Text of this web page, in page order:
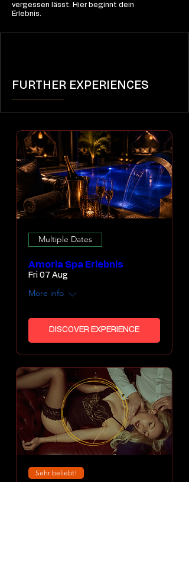
vergessen lässt. Hier beginnt dein
Erlebnis.
FURTHER EXPERIENCES
Multiple Dates
Amoria Spa Erlebnis
Fri 07 Aug
More info
DISCOVER EXPERIENCE
Sehr beliebt!